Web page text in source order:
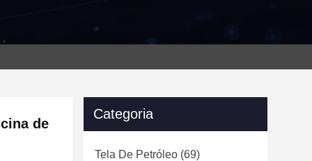
de
Categoria
Tela De Petróleo (69)